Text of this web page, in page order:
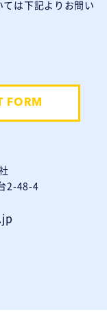
は下記よりお問い
FORM
2-48-4